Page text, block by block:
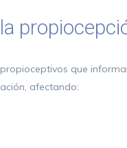
que
afectando: